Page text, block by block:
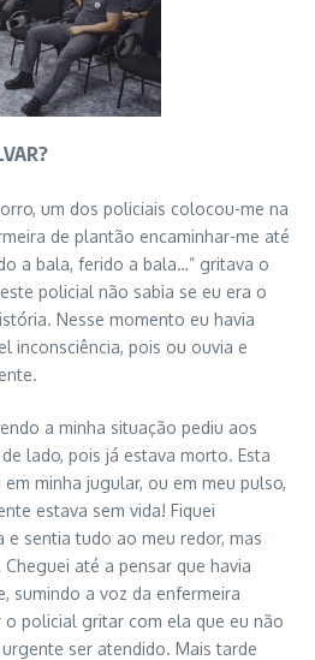
um dos policiais colocou-me na
de plantão encaminhar-me até
a bala, ferido a bala…” gritava o
policial não sabia se eu era o
Nesse momento eu havia
inconsciência, pois ou ouvia e
a minha situação pediu aos
lado, pois já estava morto. Esta
minha jugular, ou em meu pulso,
estava sem vida! Fiquei
e sentia tudo ao meu redor, mas
até a pensar que havia
sumindo a voz da enfermeira
o policial gritar com ela que eu não
ser atendido. Mais tarde